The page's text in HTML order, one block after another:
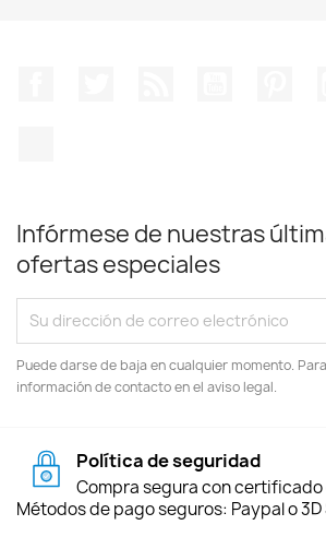
Infórmese de nuestras
ofertas especiales
Puede darse de baja en cualquier momento.
información de contacto en el aviso legal.
Política de seguridad
Compra segura con certificado
Métodos de pago seguros: Paypal o 3D